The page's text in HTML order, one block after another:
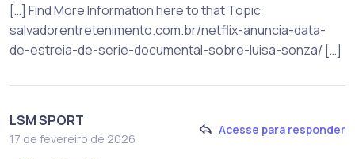
[…] Find More Information here to that Topic:
salvadorentretenimento.com.br/netflix-anuncia-data-
de-estreia-de-serie-documental-sobre-luisa-sonza/ […]
LSM SPORT
17 de fevereiro de 2026
Acesse para responder